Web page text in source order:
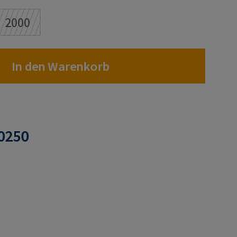
nicht verfügbar.)
Option ist zurzeit nicht verfügbar.)
2000
(Diese Option ist zurzeit nicht verfügbar.)
In den Warenkorb